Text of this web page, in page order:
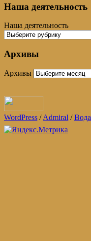
Наша деятельность
Наша деятельность
Архивы
Архивы
WordPress /Admiral /Вода